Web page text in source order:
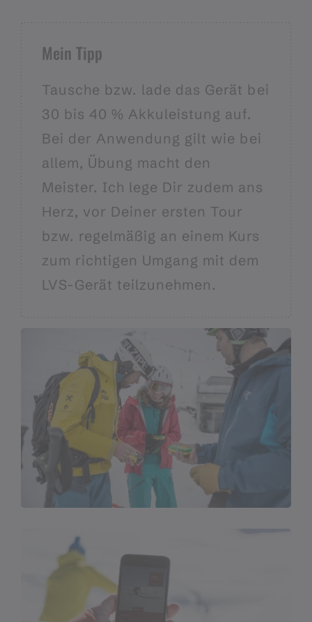
Mein Tipp
Tausche bzw. lade das Gerät bei
30 bis 40 % Akkuleistung auf.
Bei der Anwendung gilt wie bei
allem, Übung macht den
Meister. Ich lege Dir zudem ans
Herz, vor Deiner ersten Tour
bzw. regelmäßig an einem Kurs
zum richtigen Umgang mit dem
LVS-Gerät teilzunehmen.